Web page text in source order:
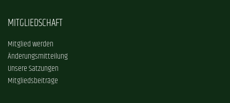
MITGLIEDSCHAFT
Mitglied werden
Änderungsmitteilung
Unsere Satzungen
Mitgliedsbeiträge